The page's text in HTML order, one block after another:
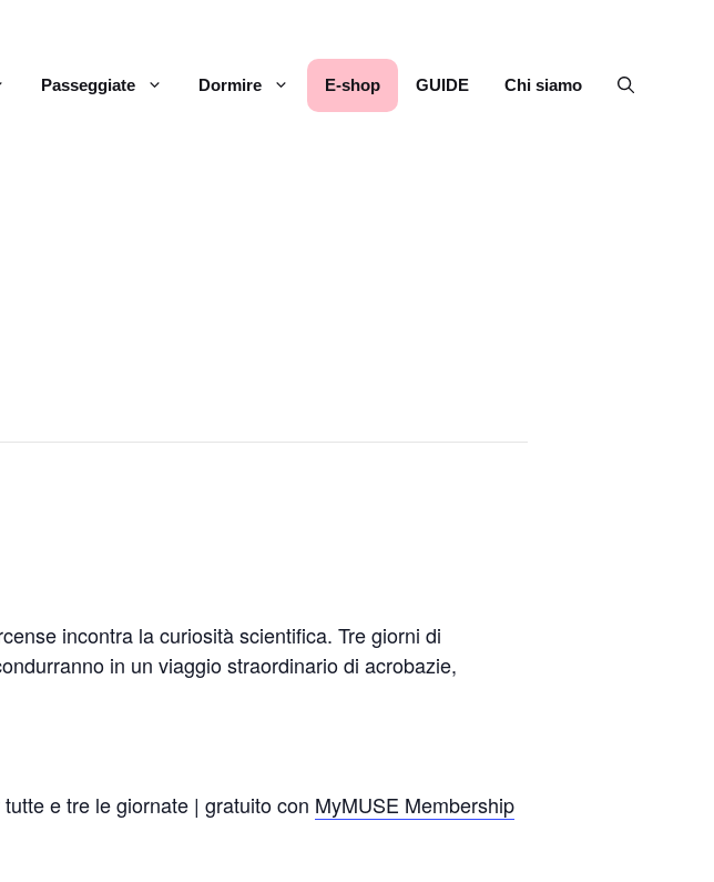
Passeggiate Dormire E-shop GUIDE Chi siamo
incontra la curiosità scientifica. Tre giorni di
in un viaggio straordinario di acrobazie,
e tre le giornate | gratuito con MyMUSE Membership